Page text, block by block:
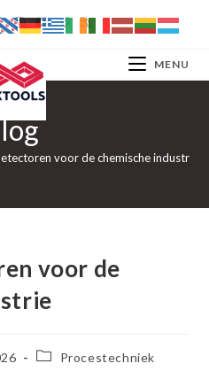
MENU
voor de chemische industrie
voor de
Berichtcategorie:
Procestechniek